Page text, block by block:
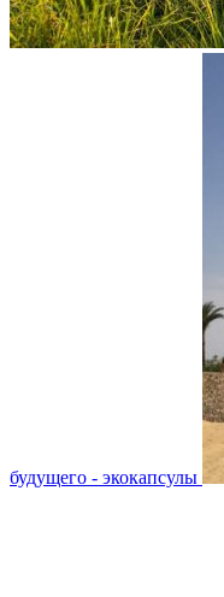
будущего - экокапсулы